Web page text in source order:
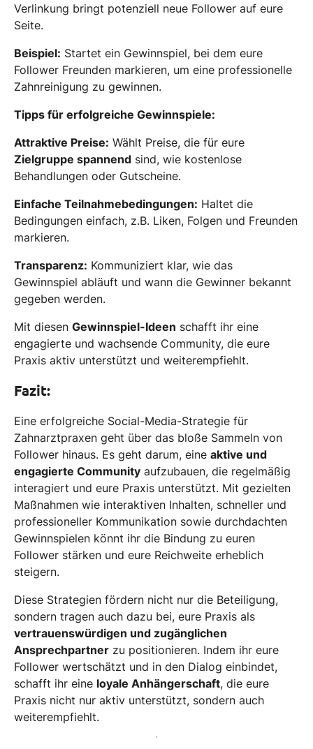
Verlinkung bringt potenziell neue Follower auf eure
Seite.
Beispiel: Startet ein Gewinnspiel, bei dem eure
Follower Freunden markieren, um eine professionelle
Zahnreinigung zu gewinnen.
Tipps für erfolgreiche Gewinnspiele:
Attraktive Preise: Wählt Preise, die für eure
Zielgruppe spannend sind, wie kostenlose
Behandlungen oder Gutscheine.
Einfache Teilnahmebedingungen: Haltet die
Bedingungen einfach, z.B. Liken, Folgen und Freunden
markieren.
Transparenz: Kommuniziert klar, wie das
Gewinnspiel abläuft und wann die Gewinner bekannt
gegeben werden.
Mit diesen Gewinnspiel-Ideen schafft ihr eine
engagierte und wachsende Community, die eure
Praxis aktiv unterstützt und weiterempfiehlt.
Fazit:
Eine erfolgreiche Social-Media-Strategie für
Zahnarztpraxen geht über das bloße Sammeln von
Follower hinaus. Es geht darum, eine aktive und
engagierte Community aufzubauen, die regelmäßig
interagiert und eure Praxis unterstützt. Mit gezielten
Maßnahmen wie interaktiven Inhalten, schneller und
professioneller Kommunikation sowie durchdachten
Gewinnspielen könnt ihr die Bindung zu euren
Follower stärken und eure Reichweite erheblich
steigern.
Diese Strategien fördern nicht nur die Beteiligung,
sondern tragen auch dazu bei, eure Praxis als
vertrauenswürdigen und zugänglichen
Ansprechpartner zu positionieren. Indem ihr eure
Follower wertschätzt und in den Dialog einbindet,
schafft ihr eine loyale Anhängerschaft, die eure
Praxis nicht nur aktiv unterstützt, sondern auch
weiterempfiehlt.